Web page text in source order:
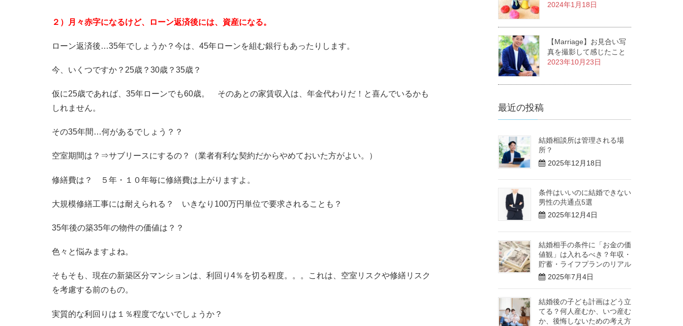
２）月々赤字になるけど、ローン返済後には、資産になる。
ローン返済後…35年でしょうか？今は、45年ローンを組む銀行もあったりします。
今、いくつですか？25歳？30歳？35歳？
仮に25歳であれば、35年ローンでも60歳。 そのあとの家賃収入は、年金代わりだ！と喜んでいるかも
しれません。
その35年間…何があるでしょう？？
空室期間は？⇒サブリースにするの？（業者有利な契約だからやめておいた方がよい。）
修繕費は？ ５年・１０年毎に修繕費は上がりますよ。
大規模修繕工事には耐えられる？ いきなり100万円単位で要求されることも？
35年後の築35年の物件の価値は？？
色々と悩みますよね。
そもそも、現在の新築区分マンションは、利回り4％を切る程度。。。これは、空室リスクや修繕リスク
を考慮する前のもの。
実質的な利回りは１％程度でないでしょうか？
2024年1月18日
【Marriage】お見合い写
真を撮影して感じたこと
2023年10月23日
最近の投稿
結婚相談所は管理される場
所？
2025年12月18日
条件はいいのに結婚できない
男性の共通点5選
2025年12月4日
結婚相手の条件に「お金の価
値観」は入れるべき？年収・
貯蓄・ライフプランのリアル
2025年7月4日
結婚後の子ども計画はどう立
てる？何人産むか、いつ産む
か、後悔しないための考え方